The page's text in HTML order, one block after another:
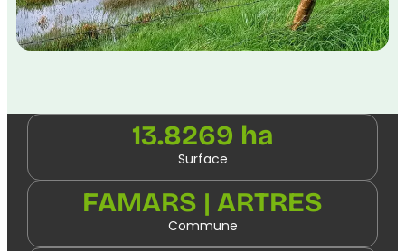
13.8269 ha
Surface
FAMARS | ARTRES
Commune